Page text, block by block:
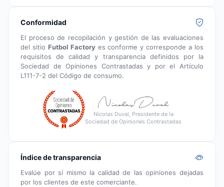
Conformidad
El proceso de recopilación y gestión de las evaluaciones
del sitio Futbol Factoryes conforme y corresponde a los
requisitos de calidad y transparencia definidos por la
Sociedad de Opiniones Contrastadas y por el Artículo
L111-7-2 del Código de consumo.
Nicolas Duval, Presidente de la
Sociedad de Opiniones Contrastadas
Índice de transparencia
Evalúe por sí mismo la calidad de las opiniones dejadas
por los clientes de este comerciante.